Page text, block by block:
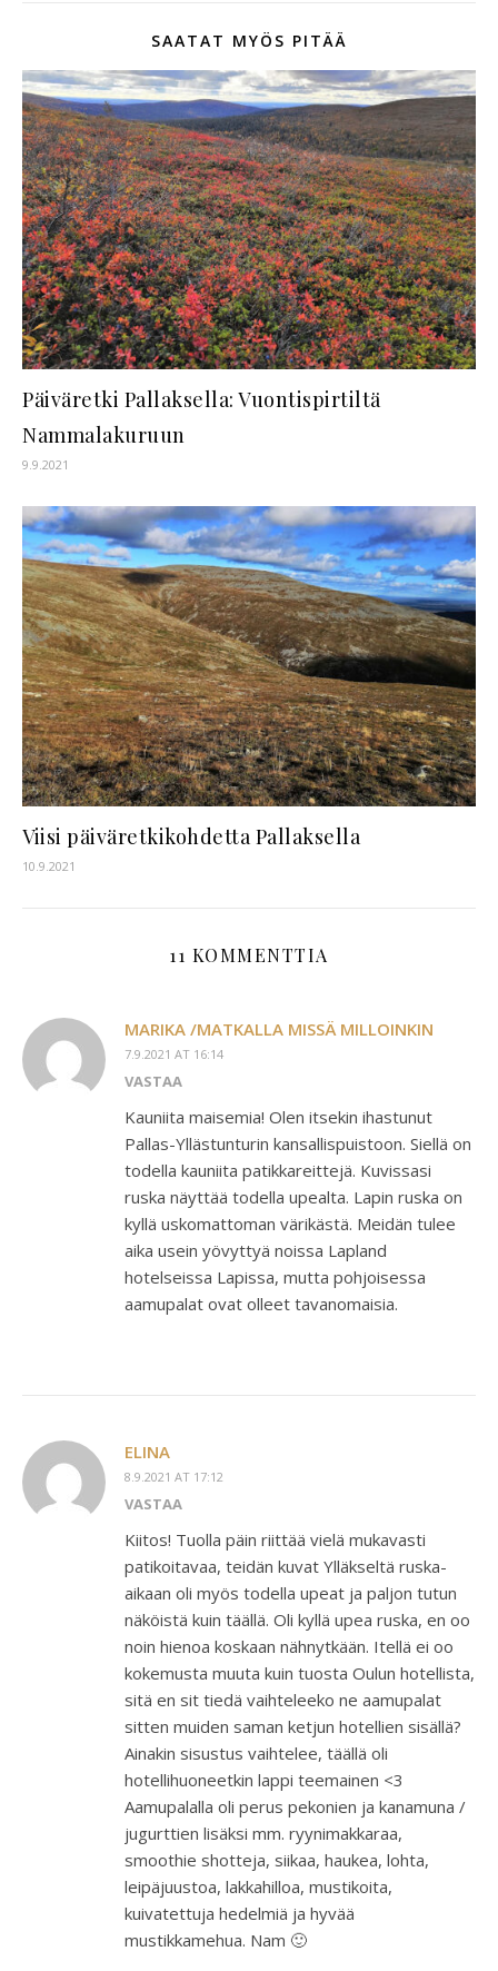
SAATAT MYÖS PITÄÄ
Päiväretki Pallaksella: Vuontispirtiltä
Nammalakuruun
9.9.2021
Viisi päiväretkikohdetta Pallaksella
10.9.2021
11 KOMMENTTIA
MARIKA /MATKALLA MISSÄ MILLOINKIN
7.9.2021 AT 16:14
VASTAA
Kauniita maisemia! Olen itsekin ihastunut
Pallas-Yllästunturin kansallispuistoon. Siellä on
todella kauniita patikkareittejä. Kuvissasi
ruska näyttää todella upealta. Lapin ruska on
kyllä uskomattoman värikästä. Meidän tulee
aika usein yövyttyä noissa Lapland
hotelseissa Lapissa, mutta pohjoisessa
aamupalat ovat olleet tavanomaisia.
ELINA
8.9.2021 AT 17:12
VASTAA
Kiitos! Tuolla päin riittää vielä mukavasti
patikoitavaa, teidän kuvat Ylläkseltä ruska-
aikaan oli myös todella upeat ja paljon tutun
näköistä kuin täällä. Oli kyllä upea ruska, en oo
noin hienoa koskaan nähnytkään. Itellä ei oo
kokemusta muuta kuin tuosta Oulun hotellista,
sitä en sit tiedä vaihteleeko ne aamupalat
sitten muiden saman ketjun hotellien sisällä?
Ainakin sisustus vaihtelee, täällä oli
hotellihuoneetkin lappi teemainen <3
Aamupalalla oli perus pekonien ja kanamuna /
jugurttien lisäksi mm. ryynimakkaraa,
smoothie shotteja, siikaa, haukea, lohta,
leipäjuustoa, lakkahilloa, mustikoita,
kuivatettuja hedelmiä ja hyvää
mustikkamehua. Nam 🙂